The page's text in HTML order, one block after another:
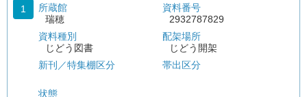
1
所蔵館
瑞穂
資料種別
じどう図書
新刊／特集棚区分
状態
資料番号
2932787829
配架場所
じどう開架
帯出区分